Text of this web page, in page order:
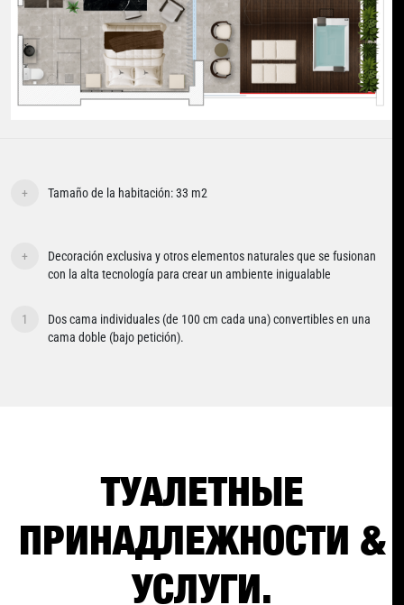
+ Tamaño de la habitación: 33 m2
+
Decoración exclusiva y otros elementos naturales que se fusionan
con la alta tecnología para crear un ambiente inigualable
1
Dos cama individuales (de 100 cm cada una) convertibles en una
cama doble (bajo petición).
ТУАЛЕТНЫЕ
ПРИНАДЛЕЖНОСТИ &
УСЛУГИ.